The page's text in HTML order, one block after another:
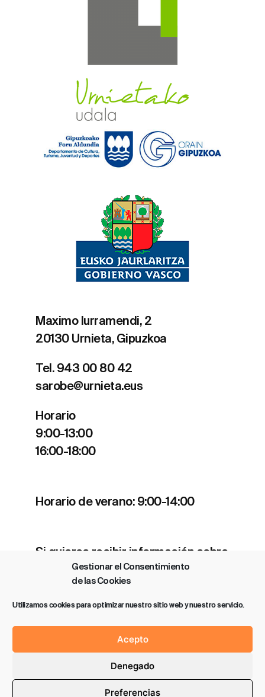
Gestionar el Consentimiento
de las Cookies
Utilizamos cookies para optimizar nuestro sitio web y nuestro servicio.
Acepto
Denegado
Preferencias
Maximo Iurramendi, 2
20130 Urnieta, Gipuzkoa
Tel. 943 00 80 42
sarobe@urnieta.eus
Horario
9:00-13:00
16:00-18:00
Horario de verano: 9:00-14:00
Si quieres recibir información sobre
nuestros estrenos y actividades
Política de privacidad Aviso legal